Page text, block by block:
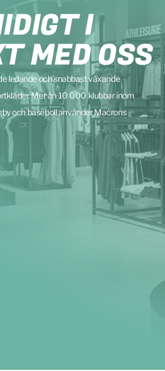
I
MED OSS
ledande och snabbast växande
Mer än 10 000 klubbar inom
och baseboll använder Macrons